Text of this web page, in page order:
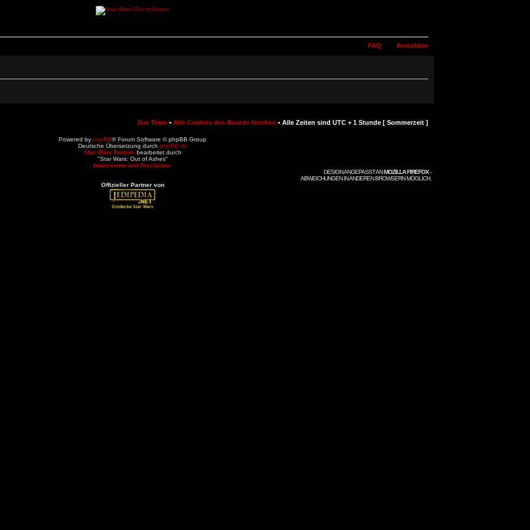
FAQ Anmelden
Das Team • Alle Cookies des Boards löschen • Alle Zeiten sind UTC + 1 Stunde [ Sommerzeit ]
Powered by phpBB® Forum Software © phpBB Group
Deutsche Übersetzung durch phpBB.de
Star Wars Empirebearbeitet durch
"Star Wars: Out of Ashes"
Impressum und Disclaimer
DESIGN ANGEPASST ANMOZILLA FIREFOX-
ABWEICHUNGEN IN ANDEREN BROWSERN MÖGLICH.
Offizieller Partner von